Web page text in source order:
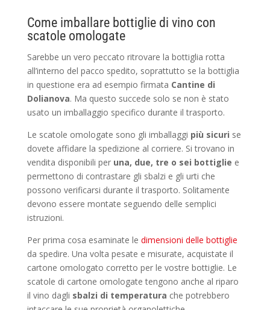
Come imballare bottiglie di vino con
scatole omologate
Sarebbe un vero peccato ritrovare la bottiglia rotta
all’interno del pacco spedito, soprattutto se la bottiglia
in questione era ad esempio firmata Cantine di
Dolianova. Ma questo succede solo se non è stato
usato un imballaggio specifico durante il trasporto.
Le scatole omologate sono gli imballaggi più sicuri se
dovete affidare la spedizione al corriere. Si trovano in
vendita disponibili per una, due, tre o sei bottiglie e
permettono di contrastare gli sbalzi e gli urti che
possono verificarsi durante il trasporto. Solitamente
devono essere montate seguendo delle semplici
istruzioni.
Per prima cosa esaminate le dimensioni delle bottiglie
da spedire. Una volta pesate e misurate, acquistate il
cartone omologato corretto per le vostre bottiglie. Le
scatole di cartone omologate tengono anche al riparo
il vino dagli sbalzi di temperatura che potrebbero